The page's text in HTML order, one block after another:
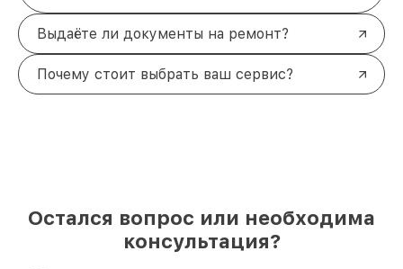
Выдаёте ли документы на ремонт?
Почему стоит выбрать ваш сервис?
Остался вопрос или необходима
консультация?